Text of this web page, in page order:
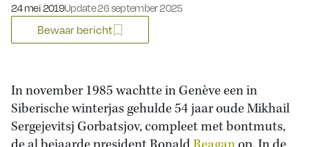
Gepubliceerd op:
24 mei 2019Update 26 september 2025
Bewaar bericht
In november 1985 wachtte in Genève een in
Siberische winterjas gehulde 54 jaar oude Mikhail
Sergejevitsj Gorbatsjov, compleet met bontmuts,